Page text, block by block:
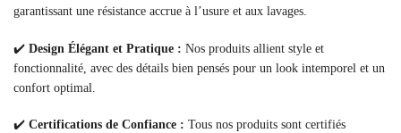
garantissant une résistance accrue à l’usure et aux lavages.
✔️ Design Élégant et Pratique : Nos produits allient style et
fonctionnalité, avec des détails bien pensés pour un look intemporel et un
confort optimal.
✔️ Certifications de Confiance : Tous nos produits sont certifiés